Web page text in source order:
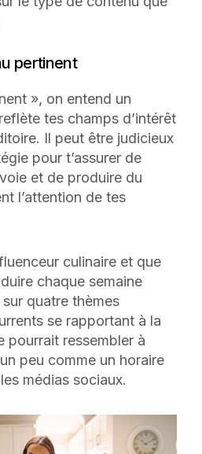
pertinent
», on entend un
tes champs d’intérêt
Il peut être judicieux
pour t’assurer de
et de produire du
l’attention de tes
culinaire et que
chaque semaine
quatre thèmes
se rapportant à la
pourrait ressembler à
peu comme un horaire
médias sociaux.